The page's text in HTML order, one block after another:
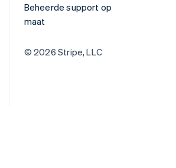
Beheerde support op
maat
© 2026 Stripe, LLC